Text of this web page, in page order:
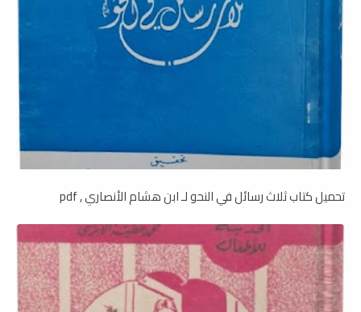
تحميل كتاب ثلاث رسائل في النحو لـ ابن هشام الأنصاري , pdf